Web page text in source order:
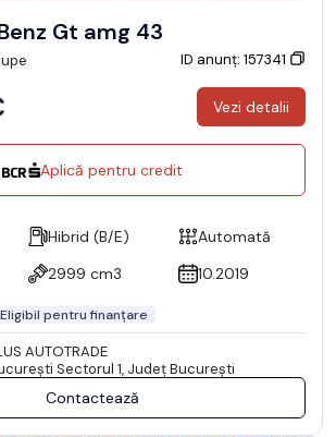
Gt amg 43
ID anunț: 157341
Vezi detalii
Aplică pentru credit
Hibrid (B/E)
Automată
2999 cm3 10.2019
Eligibil pentru finanțare
AUTOTRADE
Sectorul 1, Județ București
Contactează